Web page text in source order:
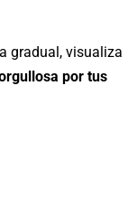
gradual, visualiza
por tus